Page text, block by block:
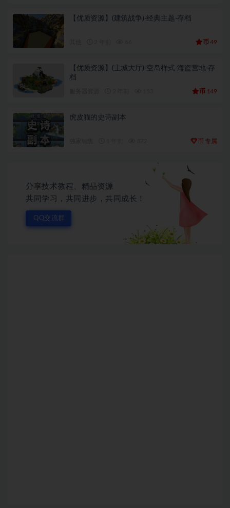
【优质资源】(建筑战争)-经典主题-存档
币 49
【优质资源】(主城大厅)-空岛样式-海盗营地-存
档
币 149
虎皮猫的史诗副本
币 专属
分享技术教程、精品资源
共同学习，共同进步，共同成长！
QQ交流群